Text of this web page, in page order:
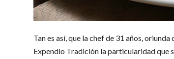
Tan es así, que la chef de 31 años,
Expendio Tradición la particularidad que